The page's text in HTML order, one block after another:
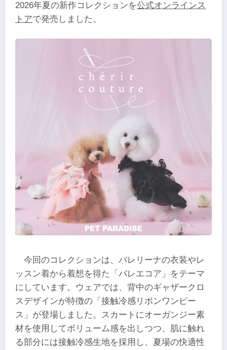
2026年夏の新作コレクションを公式オンラインス
トアで発売しました。
今回のコレクションは、バレリーナの衣装やレ
ッスン着から着想を得た「バレエコア」をテーマ
にしています。ウェアでは、背中のギャザークロ
スデザインが特徴の「接触冷感リボンワンピー
ス」が登場しました。スカートにオーガンジー素
材を使用してボリューム感を出しつつ、肌に触れ
る部分には接触冷感生地を採用し、夏場の快適性